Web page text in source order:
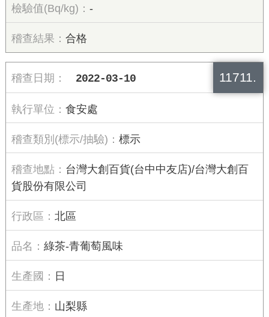
-
合格
11711.
2022-03-10
食安處
標示
台灣大創百貨(台中中友店)/台灣大創百
貨股份有限公司
北區
綠茶-青葡萄風味
日
山梨縣